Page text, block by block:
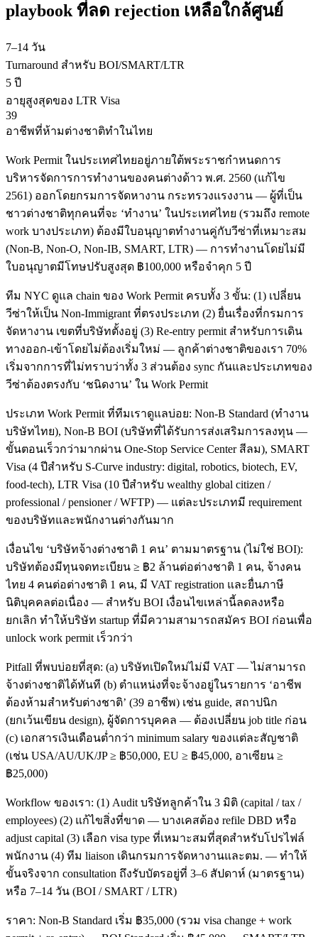
playbook ที่ลด rejection เหลือใกล้ศูนย์
7–14 วัน
Turnaround สำหรับ BOI/SMART/LTR
5 ปี
อายุสูงสุดของ LTR Visa
39
อาชีพที่ห้ามต่างชาติทำในไทย
Work Permit ในประเทศไทยอยู่ภายใต้พระราชกำหนดการ
บริหารจัดการการทำงานของคนต่างด้าว พ.ศ. 2560 (แก้ไข
2561) ออกโดยกรมการจัดหางาน กระทรวงแรงงาน — ผู้ที่เป็น
ชาวต่างชาติทุกคนที่จะ ‘ทำงาน’ ในประเทศไทย (รวมถึง remote
work บางประเภท) ต้องมีใบอนุญาตทำงานคู่กับวีซ่าที่เหมาะสม
(Non-B, Non-O, Non-IB, SMART, LTR) — การทำงานโดยไม่มี
ใบอนุญาตมีโทษปรับสูงสุด ฿100,000 หรือจำคุก 5 ปี
ทีม NYC ดูแล chain ของ Work Permit ครบทั้ง 3 ขั้น: (1) เปลี่ยน
วีซ่าให้เป็น Non-Immigrant ที่ตรงประเภท (2) ยื่นเรื่องที่กรมการ
จัดหางาน เขตที่บริษัทตั้งอยู่ (3) Re-entry permit สำหรับการเดิน
ทางออก-เข้าโดยไม่ต้องเริ่มใหม่ — ลูกค้าต่างชาติของเรา 70%
เริ่มจากการที่ไม่ทราบว่าทั้ง 3 ส่วนต้อง sync กันและประเภทของ
วีซ่าต้องตรงกับ ‘ชนิดงาน’ ใน Work Permit
ประเภท Work Permit ที่ทีมเราดูแลบ่อย: Non-B Standard (ทำงาน
บริษัทไทย), Non-B BOI (บริษัทที่ได้รับการส่งเสริมการลงทุน —
ขั้นตอนเร็วกว่ามากผ่าน One-Stop Service Center สีลม), SMART
Visa (4 ปีสำหรับ S-Curve industry: digital, robotics, biotech, EV,
food-tech), LTR Visa (10 ปีสำหรับ wealthy global citizen /
professional / pensioner / WFTP) — แต่ละประเภทมี requirement
ของบริษัทและพนักงานต่างกันมาก
เงื่อนไข ‘บริษัทจ้างต่างชาติ 1 คน’ ตามมาตรฐาน (ไม่ใช่ BOI):
บริษัทต้องมีทุนจดทะเบียน ≥ ฿2 ล้านต่อต่างชาติ 1 คน, จ้างคน
ไทย 4 คนต่อต่างชาติ 1 คน, มี VAT registration และยื่นภาษี
นิติบุคคลต่อเนื่อง — สำหรับ BOI เงื่อนไขเหล่านี้ลดลงหรือ
ยกเลิก ทำให้บริษัท startup ที่มีความสามารถสมัคร BOI ก่อนเพื่อ
unlock work permit เร็วกว่า
Pitfall ที่พบบ่อยที่สุด: (a) บริษัทเปิดใหม่ไม่มี VAT — ไม่สามารถ
จ้างต่างชาติได้ทันที (b) ตำแหน่งที่จะจ้างอยู่ในรายการ ‘อาชีพ
ต้องห้ามสำหรับต่างชาติ’ (39 อาชีพ) เช่น guide, สถาปนิก
(ยกเว้นเขียน design), ผู้จัดการบุคคล — ต้องเปลี่ยน job title ก่อน
(c) เอกสารเงินเดือนต่ำกว่า minimum salary ของแต่ละสัญชาติ
(เช่น USA/AU/UK/JP ≥ ฿50,000, EU ≥ ฿45,000, อาเซียน ≥
฿25,000)
Workflow ของเรา: (1) Audit บริษัทลูกค้าใน 3 มิติ (capital / tax /
employees) (2) แก้ไขสิ่งที่ขาด — บางเคสต้อง refile DBD หรือ
adjust capital (3) เลือก visa type ที่เหมาะสมที่สุดสำหรับโปรไฟล์
พนักงาน (4) ทีม liaison เดินกรมการจัดหางานและตม. — ทำให้
ขั้นจริงจาก consultation ถึงรับบัตรอยู่ที่ 3–6 สัปดาห์ (มาตรฐาน)
หรือ 7–14 วัน (BOI / SMART / LTR)
ราคา: Non-B Standard เริ่ม ฿35,000 (รวม visa change + work